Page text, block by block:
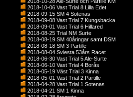
2018-10-06 Vast Trial 8 Lilla Edet
2018-09-15 SM 4 Sotenas
2018-09-08 Vast Trial 7 Kungsbacka
2018-09-01 Vast Trial 6 Hillared
2018-08-25 Trial NM Surte
2018-08-19 SM 40åringar samt DSM
2018-08-18 SM 3 Partille
2018-08-04 Sviesta 53års Racet
2018-06-30 Vast Trial 5 Ale-Surte
2018-06-10 Vast Trial 4 Borås
2018-05-19 Väst Trial 3 Kinna
2018-05-01 Vast Trial 2 Partille
2018-04-28 Vast Trial 1 Sotenas
2018-04-21 SM 1 Kinna